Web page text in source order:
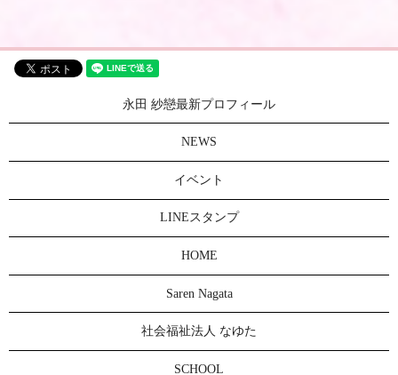
永田 紗戀最新プロフィール
NEWS
イベント
LINEスタンプ
HOME
Saren Nagata
社会福祉法人 なゆた
SCHOOL